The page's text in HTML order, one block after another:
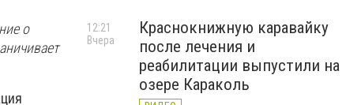
о
Краснокнижную каравайку
после лечения и
реабилитации выпустили на
озере Караколь
12:21
Вчера